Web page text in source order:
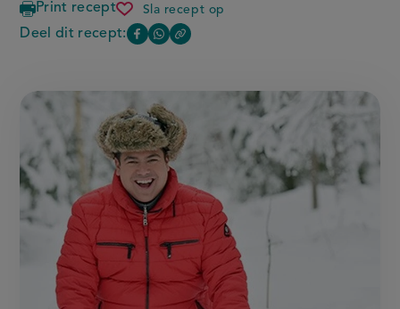
Print recept Sla recept op
gegrilde
côte
de
wintergroenten
en
beurre
noisette
Deel dit recept:
Deel
op
Facebook
(opent
in
nieuw
venster,
Deel
op
WhatsApp
(opent
in
nieuw
venster,
externe
Copy
page